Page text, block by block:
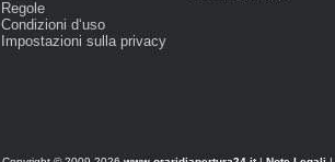
Regole
Condizioni d‘uso
Impostazioni sulla privacy